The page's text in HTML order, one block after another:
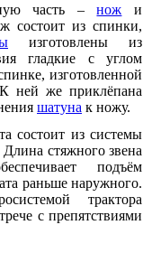
часть –нож и
состоит из спинки,
изготовлены из
гладкие с углом
изготовленной
ней же приклёпана
шатуна к ножу.
состоит из системы
стяжного звена
подъём
раньше наружного.
трактора
с препятствиями